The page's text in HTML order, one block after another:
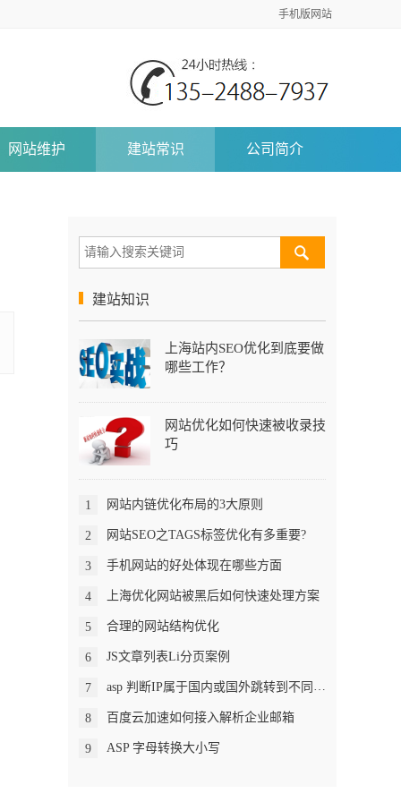
手机版网站
网站维护 建站常识 公司简介
建站知识
上海站内SEO优化到底要做
哪些工作？
网站优化如何快速被收录技
巧
1 网站内链优化布局的3大原则
2 网站SEO之TAGS标签优化有多重要?
3 手机网站的好处体现在哪些方面
4 上海优化网站被黑后如何快速处理方案
5 合理的网站结构优化
6 JS文章列表Li分页案例
7 asp 判断IP属于国内或国外跳转到不同页面
8 百度云加速如何接入解析企业邮箱
9 ASP 字母转换大小写